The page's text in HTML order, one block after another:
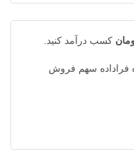
کسب درآمد کنید.
فراداده سهم فروش